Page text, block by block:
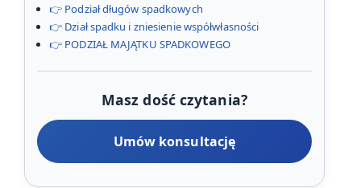
👉 Podział długów spadkowych
👉 Dział spadku i zniesienie współwłasności
👉 PODZIAŁ MAJĄTKU SPADKOWEGO
Masz dość czytania?
Umów konsultację